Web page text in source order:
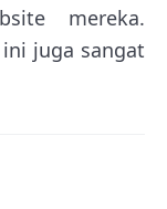
mereka.
juga sangat